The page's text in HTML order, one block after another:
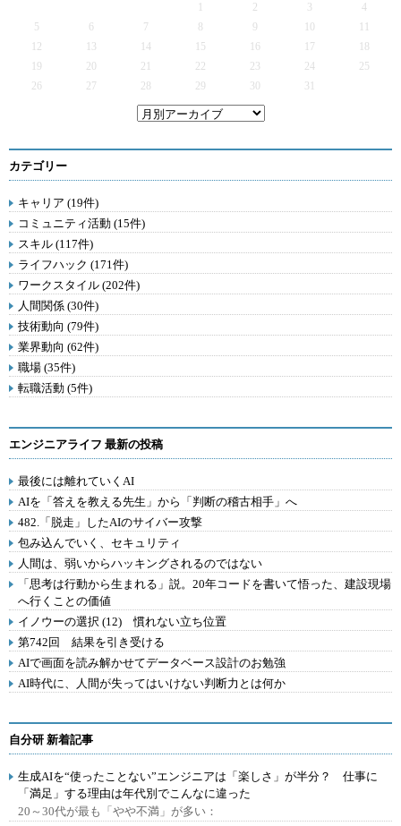
2 3
4
5
6 7 9
12
13 14 15 16 17
19
20 21 22 23 24
25
26
27 28 29 30 31
カテゴリー
キャリア (19件)
コミュニティ活動 (15件)
スキル (117件)
ライフハック (171件)
ワークスタイル (202件)
人間関係 (30件)
技術動向 (79件)
業界動向 (62件)
職場 (35件)
転職活動 (5件)
エンジニアライフ 最新の投稿
最後には離れていくAI
AIを「答えを教える先生」から「判断の稽古相手」へ
482.「脱走」したAIのサイバー攻撃
包み込んでいく、セキュリティ
人間は、弱いからハッキングされるのではない
「思考は行動から生まれる」説。20年コードを書いて悟った、建設現場
へ行くことの価値
イノウーの選択 (12) 慣れない立ち位置
第742回 結果を引き受ける
AIで画面を読み解かせてデータベース設計のお勉強
AI時代に、人間が失ってはいけない判断力とは何か
自分研 新着記事
生成AIを“使ったことない”エンジニアは「楽しさ」が半分？ 仕事に
「満足」する理由は年代別でこんなに違った
20～30代が最も「やや不満」が多い：